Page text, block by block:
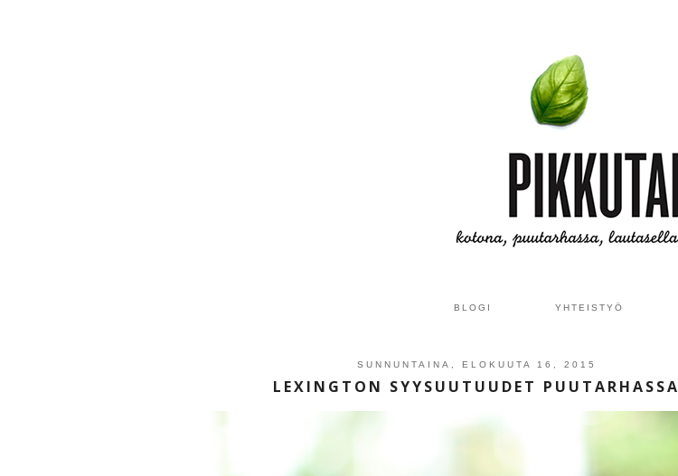
BLOGI YHTEISTYÖ
SUNNUNTAINA, ELOKUUTA 16, 2015
LEXINGTON SYYSUUTUUDET PUUTARHASSA